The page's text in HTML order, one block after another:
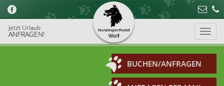
Jetzt Urlaub
ANFRAGEN!
BUCHEN/ANFRAGEN